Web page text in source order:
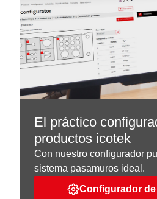
El práctico
productos icotek
Con nuestro configurador
sistema pasamuros ideal.
Configurador